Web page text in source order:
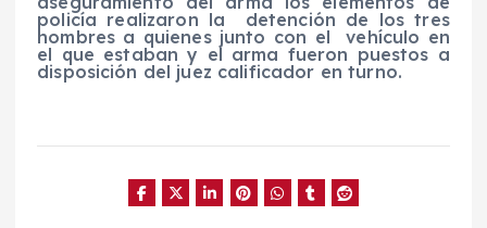
policía realizaron la detención de los tres
hombres a quienes junto con el vehículo en
el que estaban y el arma fueron puestos a
disposición del juez calificador en turno.